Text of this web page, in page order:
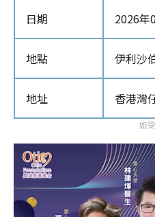
日期 2026年
地點 伊利沙
地址 香港灣